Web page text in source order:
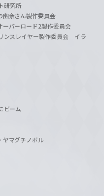
研究所
奈さん製作委員会
バーロード2製作委員会
ンスレイヤー製作委員会 イラ
ビーム
マグチノボル